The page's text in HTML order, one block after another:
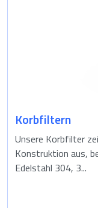
Korbfiltern
Unsere Korbfilter
Konstruktion aus,
Edelstahl 304, 3...